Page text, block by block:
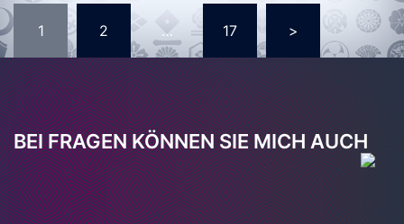
Seitennummerierung
der
Beiträge
1 2 … 17 >
BEI FRAGEN KÖNNEN SIE MICH AUCH